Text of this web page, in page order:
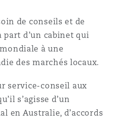
réparation et
aérien commercial
réglementaire
d’assurance
de conseils et de
d’un cabinet qui
à une
des marchés locaux.
service-conseil aux
s’agisse d’un
en Australie, d’accords